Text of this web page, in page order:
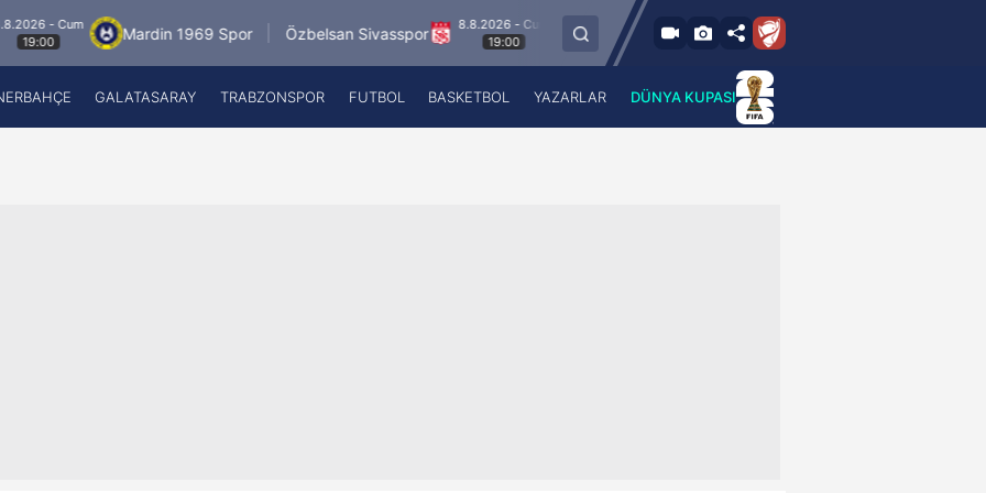
- Cum
Mardin 1969 Spor Özbelsan Sivasspor
8.8.2026 - Cum
19:00
Esenler Erokspor Hesap.com Antalyaspor
A Haber Radyo
GALATASARAY TRABZONSPOR FUTBOL BASKETBOL YAZARLAR DÜNYA KUPASI